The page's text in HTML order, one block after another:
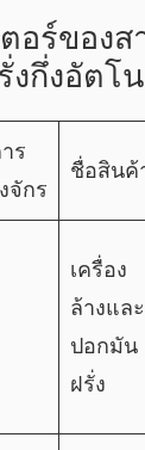
อร์ของ
งกึ่งอัตโ
ร
จักร
ชื่อสินค้
เครื่อง
ล้างและ
ปอกมัน
ฝรั่ง